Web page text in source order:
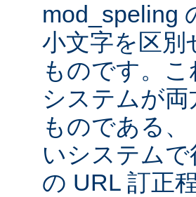
mod_speling
小文字を区
ものです。
システムが
ものである
いシステム
の URL 訂正